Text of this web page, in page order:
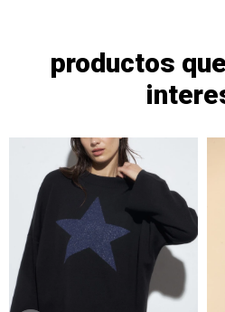
productos